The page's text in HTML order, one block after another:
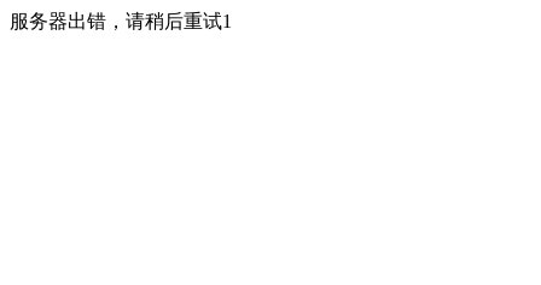
服务器出错，请稍后重试1